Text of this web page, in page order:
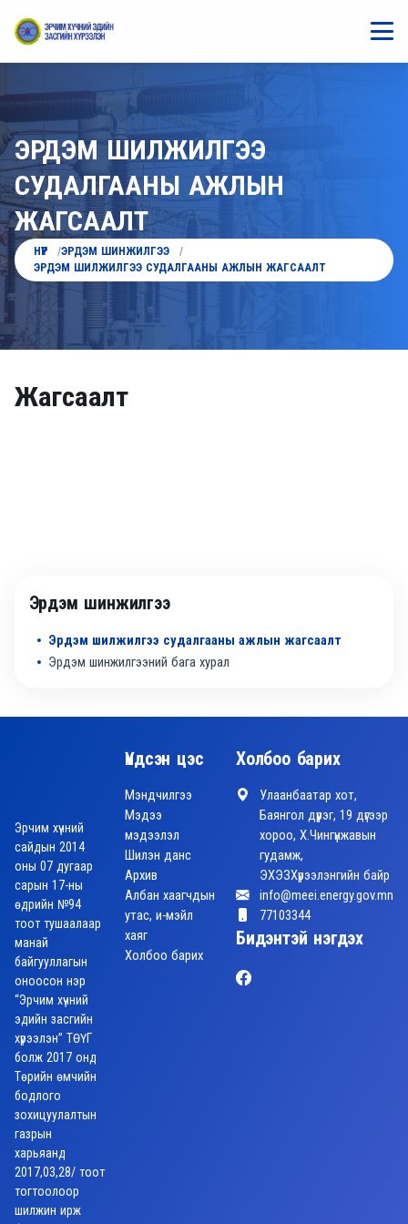
ЭРДЭМ ШИЛЖИЛГЭЭ
СУДАЛГААНЫ АЖЛЫН
ЖАГСААЛТ
НҮҮР
ЭРДЭМ ШИНЖИЛГЭЭ
ЭРДЭМ ШИЛЖИЛГЭЭ СУДАЛГААНЫ АЖЛЫН ЖАГСААЛТ
Жагсаалт
Эрдэм шинжилгээ
Эрдэм шилжилгээ судалгааны ажлын жагсаалт
Эрдэм шинжилгээний бага хурал
Эрчим хүчний
сайдын 2014
оны 07 дугаар
сарын 17-ны
өдрийн №94
тоот тушаалаар
манай
байгууллагын
оноосон нэр
“Эрчим хүчний
эдийн засгийн
хүрээлэн” ТӨҮГ
болж 2017 онд
Төрийн өмчийн
бодлого
зохицуулалтын
газрын
харьяанд
2017,03,28/ тоот
тогтоолоор
шилжин ирж
Үндсэн цэс
Мэндчилгээ
Мэдээ
мэдээлэл
Шилэн данс
Архив
Албан хаагчдын
утас, и-мэйл
хаяг
Холбоо барих
Холбоо барих
Улаанбаатар хот,
Баянгол дүүрэг, 19 дүгээр
хороо, Х.Чингүнжавын
гудамж,
ЭХЭЗХүрээлэнгийн байр
info@meei.energy.gov.mn
77103344
Бидэнтэй нэгдэх